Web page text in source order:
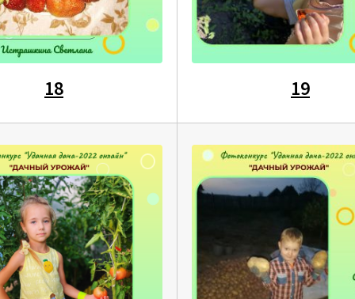
18 19